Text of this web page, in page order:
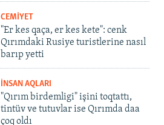
CEMİYET
"Er kes qaça, er kes kete": cenk
Qırımdaki Rusiye turistlerine nasıl
barıp yetti
İNSAN AQLARI
"Qırım birdemligi" işini toqtattı,
tintüv ve tutuvlar ise Qırımda daa
çoq oldı